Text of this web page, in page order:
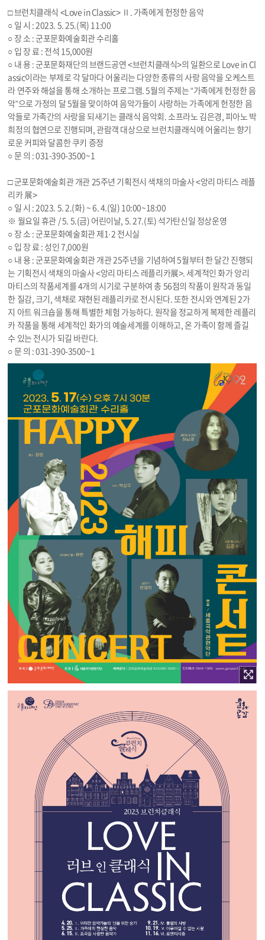
□ 브런치클래식 <Love in Classic> Ⅱ. 가족에게 헌정한 음악
○ 일 시 : 2023. 5. 25.(목) 11:00
○ 장 소 : 군포문화예술회관 수리홀
○ 입 장 료 : 전석 15,000원
○ 내 용 : 군포문화재단의 브랜드공연 <브런치클래식>의 일환으로 Love in Cl
assic이라는 부제로 각 달마다 어울리는 다양한 종류의 사랑 음악을 오케스트
라 연주와 해설을 통해 소개하는 프로그램. 5월의 주제는 “가족에게 헌정한 음
악”으로 가정의 달 5월을 맞이하여 음악가들이 사랑하는 가족에게 헌정한 음
악들로 가족간의 사랑을 되새기는 클래식 음악회. 소프라노 김은경, 피아노 박
희정의 협연으로 진행되며, 관람객 대상으로 브런치클래식에 어울리는 향기
로운 커피와 달콤한 쿠키 증정
○ 문 의 : 031-390-3500~1
□ 군포문화예술회관 개관 25주년 기획전시 색채의 마술사 <앙리 마티스 레플
리카 展>
○ 일 시 : 2023. 5. 2.(화) ~ 6. 4.(일) 10:00~18:00
※ 월요일 휴관 / 5. 5.(금) 어린이날, 5. 27.(토) 석가탄신일 정상운영
○ 장 소 : 군포문화예술회관 제1·2 전시실
○ 입 장 료 : 성인 7,000원
○ 내 용 : 군포문화예술회관 개관 25주년을 기념하여 5월부터 한 달간 진행되
는 기획전시 색채의 마술사 <앙리 마티스 레플리카展>. 세계적인 화가 앙리
마티스의 작품세계를 4개의 시기로 구분하여 총 56점의 작품이 원작과 동일
한 질감, 크기, 색채로 재현된 레플리카로 전시된다. 또한 전시와 연계된 2가
지 아트 워크숍을 통해 특별한 체험 가능하다. 원작을 정교하게 복제한 레플리
카 작품을 통해 세계적인 화가의 예술세계를 이해하고, 온 가족이 함께 즐길
수 있는 전시가 되길 바란다.
○ 문 의 : 031-390-3500~1